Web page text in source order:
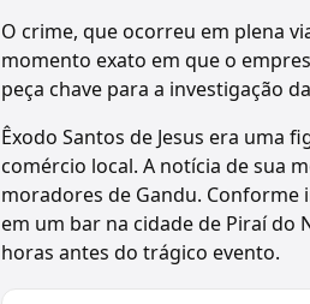
O crime, que ocorreu em plena
momento exato em que o
peça chave para a investigação
Êxodo Santos de Jesus era uma
comércio local. A notícia de sua
moradores de Gandu.
em um bar na cidade de Piraí do
horas antes do trágico evento.